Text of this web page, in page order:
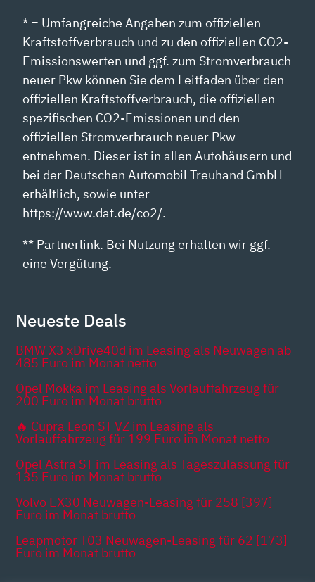
* = Umfangreiche Angaben zum offiziellen
Kraftstoffverbrauch und zu den offiziellen CO2-
Emissionswerten und ggf. zum Stromverbrauch
neuer Pkw können Sie dem Leitfaden über den
offiziellen Kraftstoffverbrauch, die offiziellen
spezifischen CO2-Emissionen und den
offiziellen Stromverbrauch neuer Pkw
entnehmen. Dieser ist in allen Autohäusern und
bei der Deutschen Automobil Treuhand GmbH
erhältlich, sowie unter
https://www.dat.de/co2/.
** Partnerlink. Bei Nutzung erhalten wir ggf.
eine Vergütung.
Neueste Deals
BMW X3 xDrive40d im Leasing als Neuwagen ab
485 Euro im Monat netto
Opel Mokka im Leasing als Vorlauffahrzeug für
200 Euro im Monat brutto
🔥 Cupra Leon ST VZ im Leasing als
Vorlauffahrzeug für 199 Euro im Monat netto
Opel Astra ST im Leasing als Tageszulassung für
135 Euro im Monat brutto
Volvo EX30 Neuwagen-Leasing für 258 [397]
Euro im Monat brutto
Leapmotor T03 Neuwagen-Leasing für 62 [173]
Euro im Monat brutto